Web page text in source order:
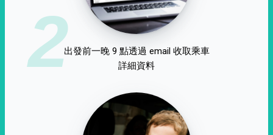
2出發前一晚 9 點透過 email 收取乘車
詳細資料